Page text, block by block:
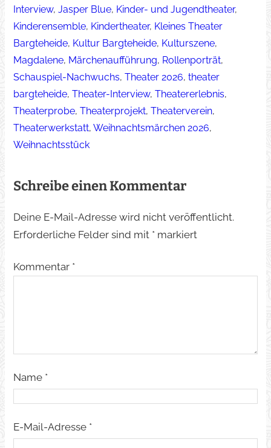
Interview, Jasper Blue, Kinder- und Jugendtheater
Kinderensemble, Kindertheater, Kleines Theater
Bargteheide, Kultur Bargteheide, Kulturszene
Magdalene, Märchenaufführung, Rollenporträt
Schauspiel-Nachwuchs, Theater 2026, theater
bargteheide, Theater-Interview, Theatererlebnis
Theaterprobe, Theaterprojekt, Theaterverein
Theaterwerkstatt, Weihnachtsmärchen 2026
Weihnachtsstück
Schreibe einen Kommentar
Deine E-Mail-Adresse wird nicht veröffentlicht.
Erforderliche Felder sind mit *markiert
Kommentar *
Name *
E-Mail-Adresse *